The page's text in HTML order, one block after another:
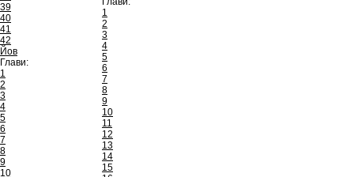
39
40
41
42
Йов
Глави:
1
2
3
4
5
6
7
8
9
10
1
2
3
4
5
6
7
8
9
10
11
12
13
14
15